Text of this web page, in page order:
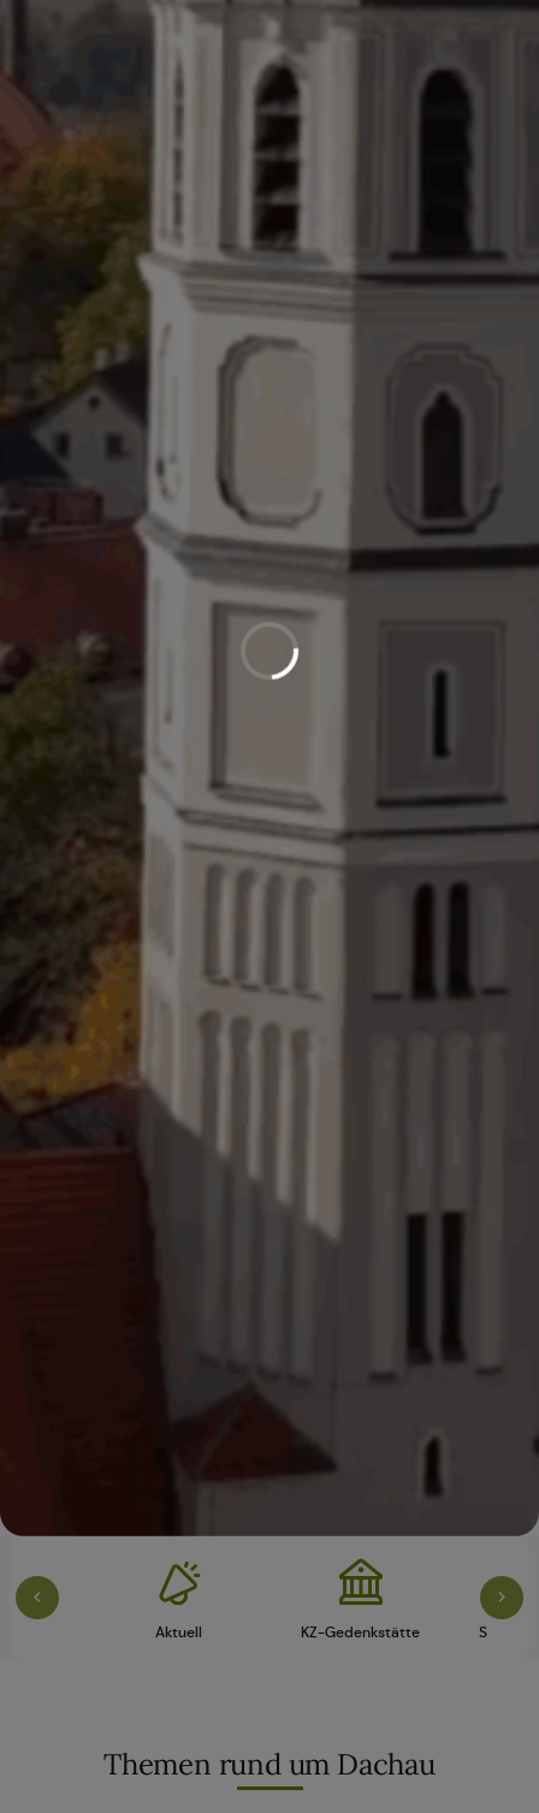
Aktuell KZ-Gedenkstätte Schloss
Themen rund um Dachau
Neuer Preis Wanderführer
"Spaziergänge und Rundwege"
Wanderführer "Spaziergänge und Rundwege"
zum neuen Preis von 1€